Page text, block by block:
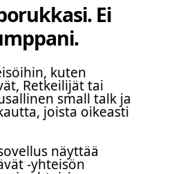
Ei
kuten
Retkeilijät tai
small talk ja
joista oikeasti